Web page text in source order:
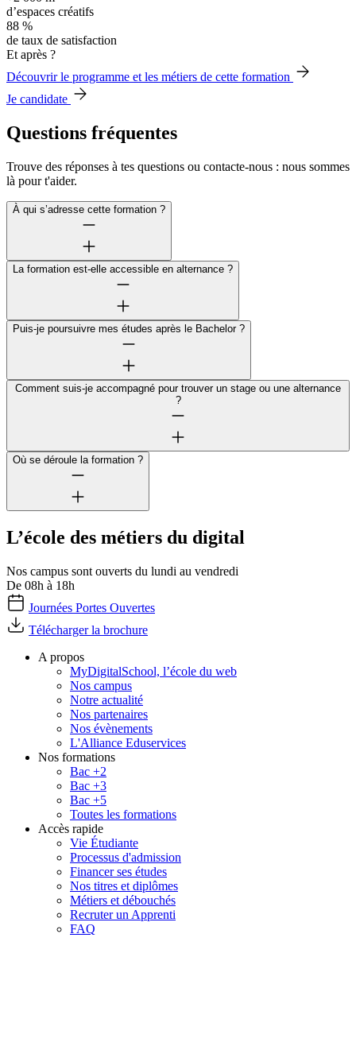
d’espaces créatifs
88 %
de taux de satisfaction
Et après ?
Découvrir le programme et les métiers de cette formation
Je candidate
Questions fréquentes
Trouve des réponses à tes questions ou contacte-nous : nous sommes
là pour t'aider.
À qui s’adresse cette formation ?
La formation est-elle accessible en alternance ?
Puis-je poursuivre mes études après le Bachelor ?
Comment suis-je accompagné pour trouver un stage ou une alternance
?
Où se déroule la formation ?
L’école des métiers du digital
Nos campus sont ouverts du lundi au vendredi
De 08h à 18h
Journées Portes Ouvertes
Télécharger la brochure
A propos
MyDigitalSchool, l’école du web
Nos campus
Notre actualité
Nos partenaires
Nos évènements
L'Alliance Eduservices
Nos formations
Bac +2
Bac +3
Bac +5
Toutes les formations
Accès rapide
Vie Étudiante
Processus d'admission
Financer ses études
Nos titres et diplômes
Métiers et débouchés
Recruter un Apprenti
FAQ